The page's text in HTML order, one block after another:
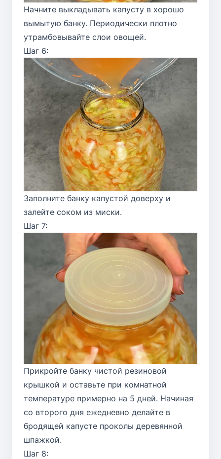
Начните выкладывать капусту в хорошо
вымытую банку. Периодически плотно
утрамбовывайте слои овощей.
Шаг 6:
Заполните банку капустой доверху и
залейте соком из миски.
Шаг 7:
Прикройте банку чистой резиновой
крышкой и оставьте при комнатной
температуре примерно на 5 дней. Начиная
со второго дня ежедневно делайте в
бродящей капусте проколы деревянной
шпажкой.
Шаг 8: